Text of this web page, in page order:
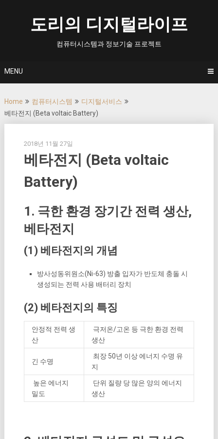
도리의 디지털라이프
컴퓨터시스템과 정보기술 프로젝트
MENU
Home 컴퓨터시스템
디지털서비스
베타전지 (Beta voltaic Battery)
2018년 11월 27일
베타전지 (Beta voltaic
Battery)
1. 극한 환경 장기간 전력 생산,
베타전지
(1) 베타전지의 개념
방사성동위원소(Ni-63) 방출 입자가 반도체 충돌 시
생성되는 전력 사용 배터리 장치
(2) 베타전지의 특징
안정적 전력 생
산
극저온/고온 등 극한 환경 전력
생산
긴 수명
최장 50년 이상 에너지 수명 유
지
높은 에너지
밀도
단위 질량 당 많은 양의 에너지
생산